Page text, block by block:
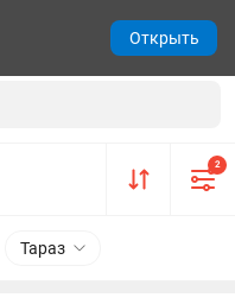
2
Тараз
Открыть